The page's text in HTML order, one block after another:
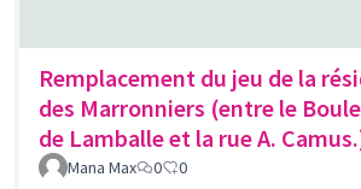
Remplacement du jeu de la
des Marronniers (entre le
de Lamballe et la rue A.
Mana Max 0 0